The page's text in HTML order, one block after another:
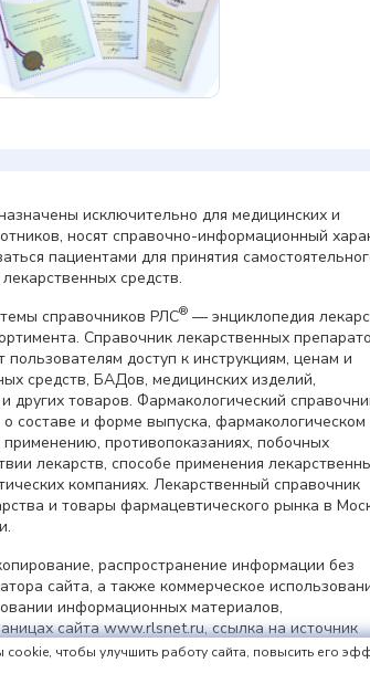
исключительно для медицинских и
носят справочно-информационный
пациентами для принятия
средств.
справочников РЛС® — энциклопедия
Справочник лекарственных
пользователям доступ к инструкциям, ценам и
средств, БАДов, медицинских изделий,
других товаров. Фармакологический
составе и форме выпуска, фармакологическом
применению, противопоказаниях, побочных
лекарств, способе применения
компаниях. Лекарственный справочник
и товары фармацевтического рынка в
распространение информации без
сайта, а также коммерческое
информационных материалов,
сайта www.rlsnet.ru, ссылка на источник
чтобы улучшить работу сайта, повысить его